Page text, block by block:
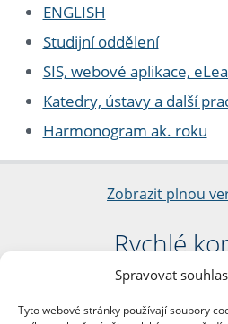
Spravovat
Tyto webové stránky používají soubory
ENGLISH
Studijní oddělení
SIS, webové aplikace,
Katedry, ústavy a další
Harmonogram ak. roku
Zobrazit plnou
Rychlé
Filozofická
nám. Jana